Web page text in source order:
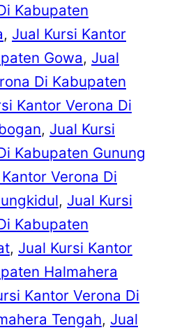
Kabupaten
, Jual Kursi Kantor
Gowa, Jual
Di Kabupaten
Kantor Verona Di
, Jual Kursi
Kabupaten Gunung
Verona Di
, Jual Kursi
Kabupaten
, Jual Kursi Kantor
Halmahera
Kantor Verona Di
Tengah, Jual